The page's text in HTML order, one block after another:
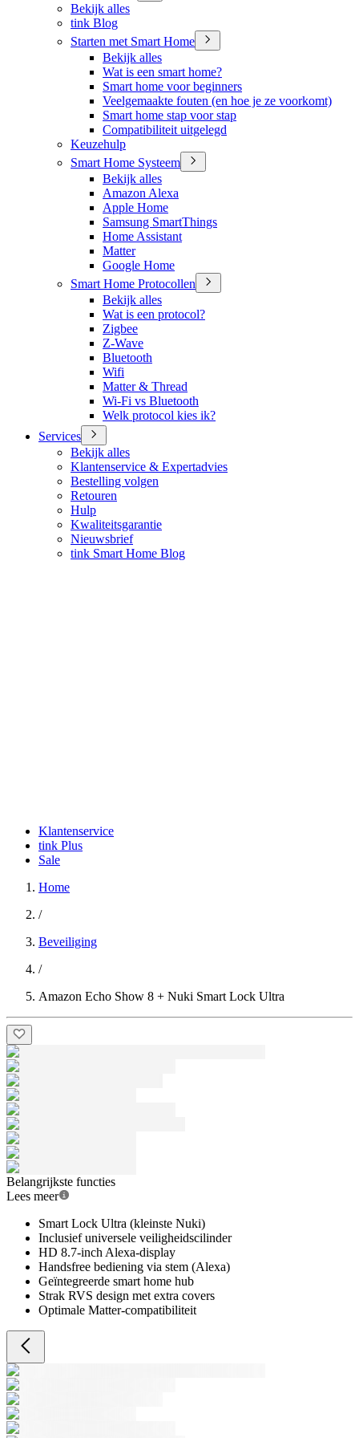
Bekijk alles
tink Blog
Starten met Smart Home
Bekijk alles
Wat is een smart home?
Smart home voor beginners
Veelgemaakte fouten (en hoe je ze voorkomt)
Smart home stap voor stap
Compatibiliteit uitgelegd
Keuzehulp
Smart Home Systeem
Bekijk alles
Amazon Alexa
Apple Home
Samsung SmartThings
Home Assistant
Matter
Google Home
Smart Home Protocollen
Bekijk alles
Wat is een protocol?
Zigbee
Z-Wave
Bluetooth
Wifi
Matter & Thread
Wi-Fi vs Bluetooth
Welk protocol kies ik?
Services
Bekijk alles
Klantenservice & Expertadvies
Bestelling volgen
Retouren
Hulp
Kwaliteitsgarantie
Nieuwsbrief
tink Smart Home Blog
Klantenservice
tink Plus
Sale
Home
/
Beveiliging
/
Amazon Echo Show 8 + Nuki Smart Lock Ultra
Belangrijkste functies
Lees meer
Smart Lock Ultra (kleinste Nuki)
Inclusief universele veiligheidscilinder
HD 8.7-inch Alexa-display
Handsfree bediening via stem (Alexa)
Geïntegreerde smart home hub
Strak RVS design met extra covers
Optimale Matter-compatibiliteit